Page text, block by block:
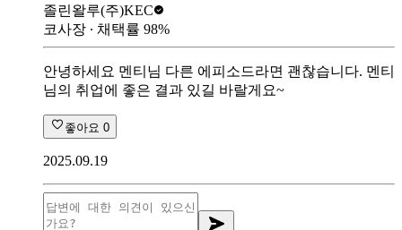
졸린왈루(주)KEC
코사장 ∙ 채택률 98%
안녕하세요 멘티님 다른 에피소드라면 괜찮습니다. 멘티
님의 취업에 좋은 결과 있길 바랄게요~
좋아요 0
2025.09.19